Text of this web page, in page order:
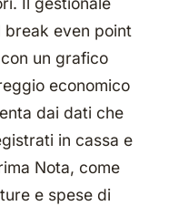
break even point
un grafico
economico
dai dati che
in cassa e
Nota, come
e spese di